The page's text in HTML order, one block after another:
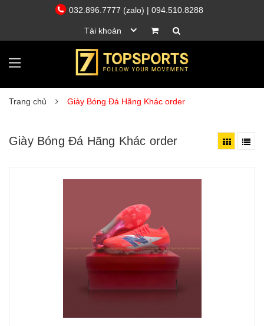
032.896.7777 (zalo) | 094.510.8288
Tài khoản
Trang chủ Giày Bóng Đá Hãng Khác order
Giày Bóng Đá Hãng Khác order